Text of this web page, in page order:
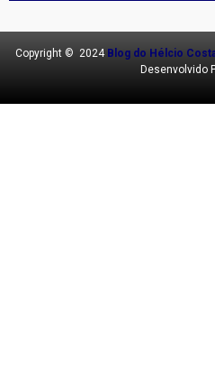
Copyright © 2024 Blog do Hélcio
Desenvolvido